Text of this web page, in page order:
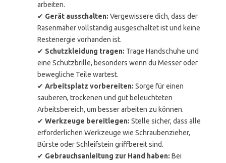
arbeiten.
✔ Gerät ausschalten: Vergewissere dich, dass der
Rasenmäher vollständig ausgeschaltet ist und keine
Restenergie vorhanden ist.
✔ Schutzkleidung tragen: Trage Handschuhe und
eine Schutzbrille, besonders wenn du Messer oder
bewegliche Teile wartest.
✔ Arbeitsplatz vorbereiten: Sorge für einen
sauberen, trockenen und gut beleuchteten
Arbeitsbereich, um besser arbeiten zu können.
✔ Werkzeuge bereitlegen: Stelle sicher, dass alle
erforderlichen Werkzeuge wie Schraubenzieher,
Bürste oder Schleifstein griffbereit sind.
✔ Gebrauchsanleitung zur Hand haben: Bei